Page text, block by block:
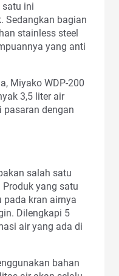
satu ini
Sedangkan bagian
stainless steel
yang anti
Miyako WDP-200
3,5 liter air
pasaran dengan
salah satu
yang satu
kran airnya
Dilengkapi 5
air yang ada di
bahan